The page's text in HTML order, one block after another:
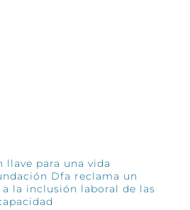
llave para una vida
Dfa reclama un
la inclusión laboral de las